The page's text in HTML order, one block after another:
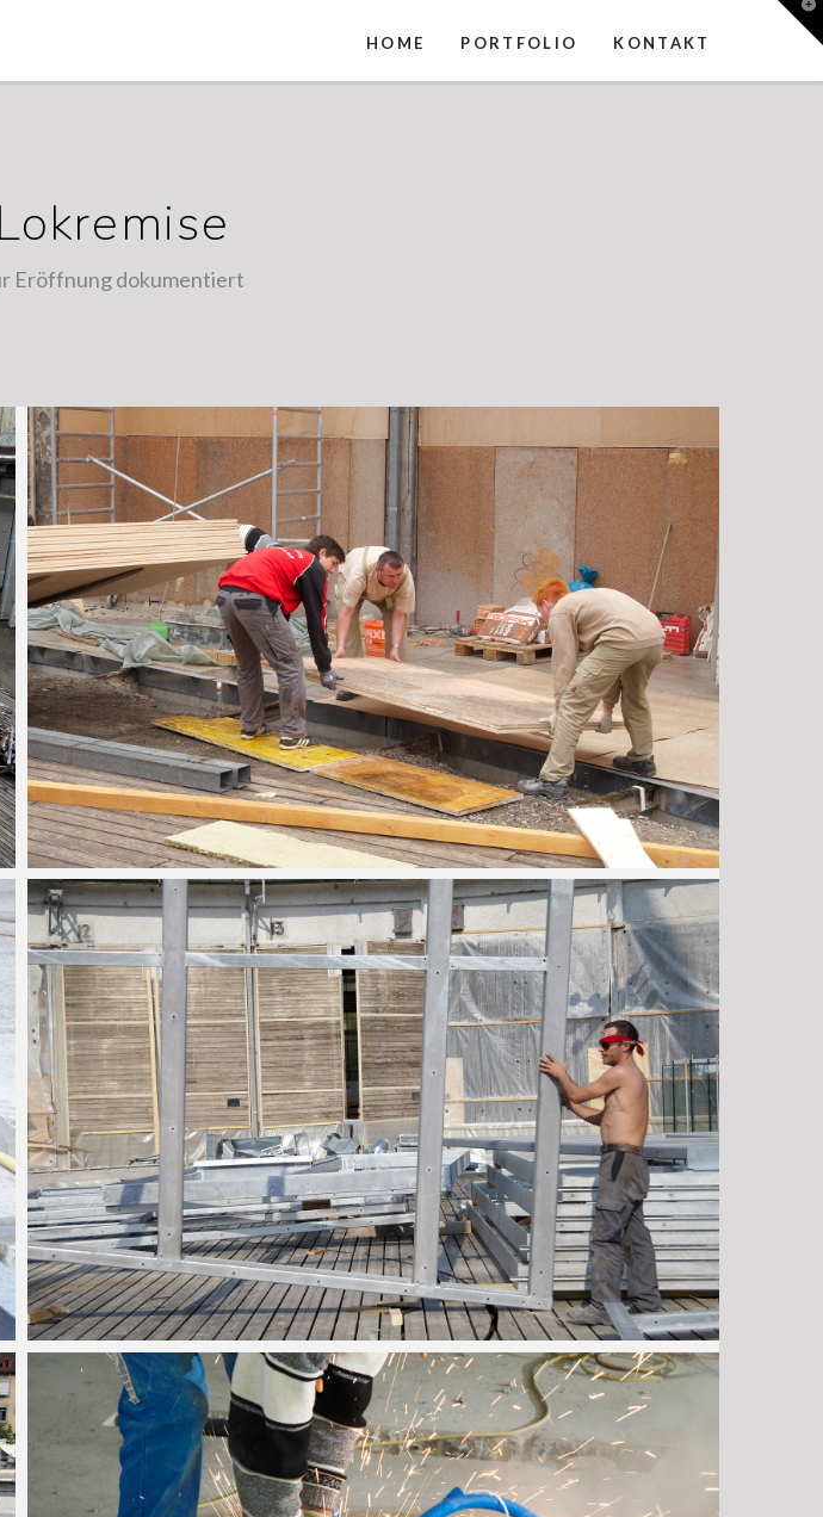
HOME PORTFOLIO KONTAKT
Eröffnung dokumentiert